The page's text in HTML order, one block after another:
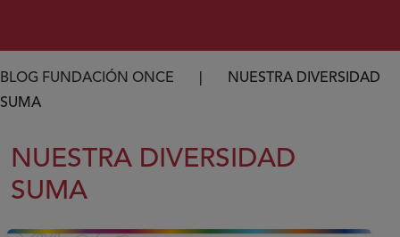
Ruta de navegación
BLOG FUNDACIÓN ONCE
NUESTRA DIVERSIDAD
SUMA
NUESTRA DIVERSIDAD
SUMA